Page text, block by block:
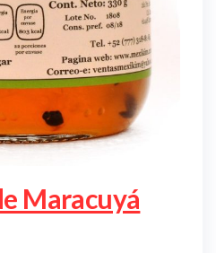
Maracuyá